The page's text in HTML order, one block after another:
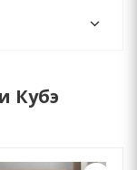
Кубэ